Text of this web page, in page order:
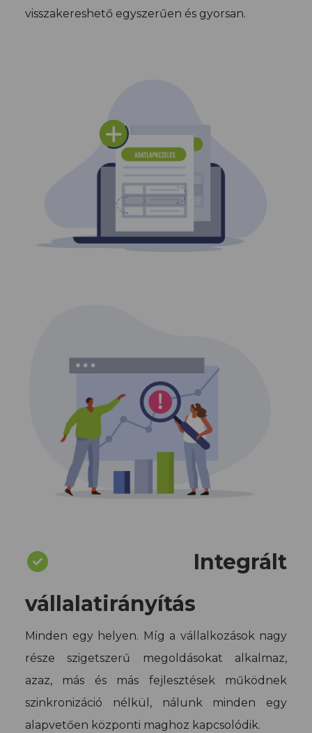
visszakereshető egyszerűen és gyorsan.
Integrált
vállalatirányítás
Minden egy helyen. Míg a vállalkozások nagy
része szigetszerű megoldásokat alkalmaz,
azaz, más és más fejlesztések működnek
szinkronizáció nélkül, nálunk minden egy
alapvetően központi maghoz kapcsolódik.